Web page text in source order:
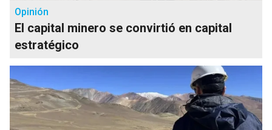
Opinión
El capital minero se convirtió en capital
estratégico